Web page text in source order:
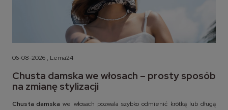
06-08-2026 , Lema24
Chusta damska we włosach – prosty sposób
na zmianę stylizacji
Chusta damska we włosach pozwala szybko odmienić krótką lub długą